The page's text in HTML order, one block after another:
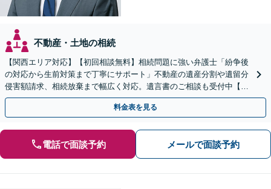
不動産・土地の相続
【関西エリア対応】【初回相談無料】相続問題に強い弁護士「紛争後
の対応から生前対策まで丁寧にサポート」不動産の遺産分割や遺留分
侵害額請求、相続放棄まで幅広く対応。遺言書のご相談も受付中【夜
間・休日面談可】【WEB面談】【完全個室】
料金表を見る
電話で面談予約 メールで面談予約